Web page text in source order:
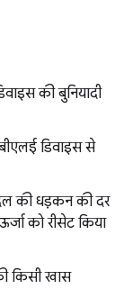
की बुनियादी
डिवाइस से
की धड़कन की दर
को रीसेट किया
किसी खास